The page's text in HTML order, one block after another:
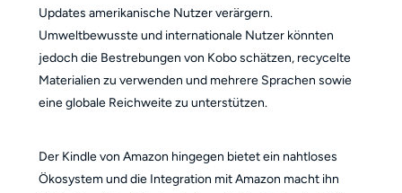
Updates amerikanische Nutzer verärgern.
Umweltbewusste und internationale Nutzer könnten
jedoch die Bestrebungen von Kobo schätzen, recycelte
Materialien zu verwenden und mehrere Sprachen sowie
eine globale Reichweite zu unterstützen.
Der Kindle von Amazon hingegen bietet ein nahtloses
Ökosystem und die Integration mit Amazon macht ihn